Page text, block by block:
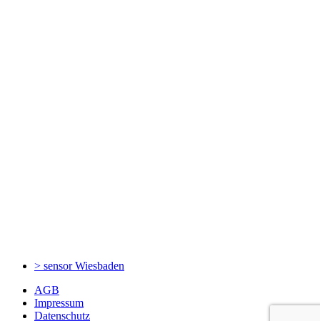
> sensorWiesbaden
AGB
Impressum
Datenschutz